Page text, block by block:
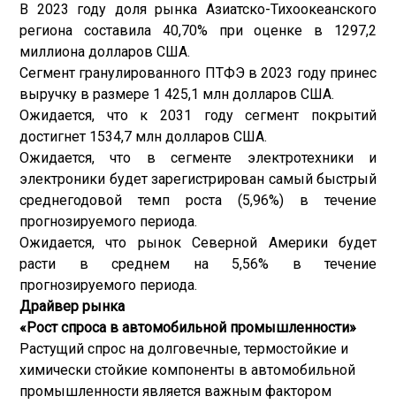
В 2023 году доля рынка Азиатско-Тихоокеанского
региона составила 40,70% при оценке в 1297,2
миллиона долларов США.
Сегмент гранулированного ПТФЭ в 2023 году принес
выручку в размере 1 425,1 млн долларов США.
Ожидается, что к 2031 году сегмент покрытий
достигнет 1534,7 млн ​​долларов США.
Ожидается, что в сегменте электротехники и
электроники будет зарегистрирован самый быстрый
среднегодовой темп роста (5,96%) в течение
прогнозируемого периода.
Ожидается, что рынок Северной Америки будет
расти в среднем на 5,56% в течение
прогнозируемого периода.
Драйвер рынка
«Рост спроса в автомобильной промышленности»
Растущий спрос на долговечные, термостойкие и
химически стойкие компоненты в автомобильной
промышленности является важным фактором